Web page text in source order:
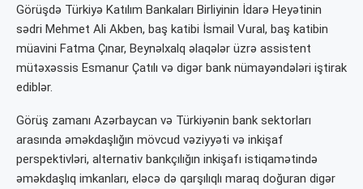
Görüşdə Türkiyə Katılım Bankaları Birliyinin İdarə Heyətinin
sədri Mehmet Ali Akben, baş katibi İsmail Vural, baş katibin
müavini Fatma Çınar, Beynəlxalq əlaqələr üzrə assistent
mütəxəssis Esmanur Çatılı və digər bank nümayəndələri iştirak
ediblər.
Görüş zamanı Azərbaycan və Türkiyənin bank sektorları
arasında əməkdaşlığın mövcud vəziyyəti və inkişaf
perspektivləri, alternativ bankçılığın inkişafı istiqamətində
əməkdaşlıq imkanları, eləcə də qarşılıqlı maraq doğuran digər